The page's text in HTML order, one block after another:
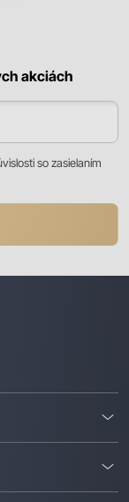
akciách
so zasielaním